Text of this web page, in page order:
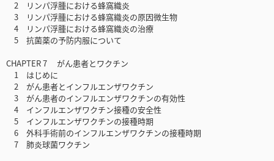
2 リンパ浮腫における蜂窩織炎
3 リンパ浮腫における蜂窩織炎の原因微生物
4 リンパ浮腫における蜂窩織炎の治療
5 抗菌薬の予防内服について
CHAPTER 7 がん患者とワクチン
1 はじめに
2 がん患者とインフルエンザワクチン
3 がん患者のインフルエンザワクチンの有効性
4 インフルエンザワクチン接種の安全性
5 インフルエンザワクチンの接種時期
6 外科手術前のインフルエンザワクチンの接種時期
7 肺炎球菌ワクチン